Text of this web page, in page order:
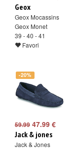
Geox
Geox Mocassins
Geox Monet
39 - 40 - 41
Favori
-20%
59.99 47.99 €
Jack & jones
Jack & Jones